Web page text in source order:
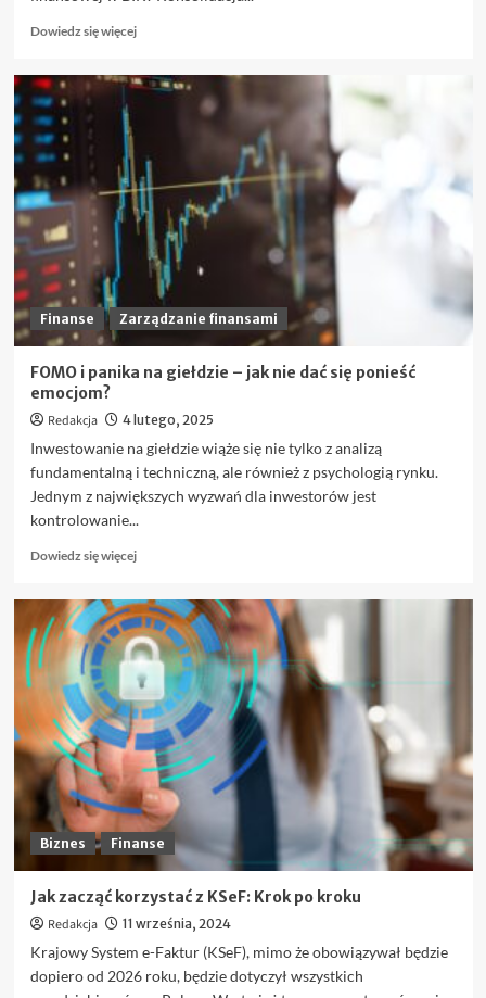
Dowiedz się więcejDowiedz
o
pozabankowa
bez
BIK
i
kto
może
niej
Finanse Zarządzanie finansami
FOMO i panika na giełdzie – jak nie dać się ponieść
emocjom?
Redakcja 4 lutego, 2025
Inwestowanie na giełdzie wiąże się nie tylko z analizą
fundamentalną i techniczną, ale również z psychologią rynku.
Jednym z największych wyzwań dla inwestorów jest
kontrolowanie...
Dowiedz się więcejDowiedz
o
FOMO
i
panika
na
giełdzie
–
jak
dać
się
ponieść
emocjom?
Biznes Finanse
Jak zacząć korzystać z KSeF: Krok po kroku
Redakcja 11 września, 2024
Krajowy System e-Faktur (KSeF), mimo że obowiązywał będzie
dopiero od 2026 roku, będzie dotyczył wszystkich